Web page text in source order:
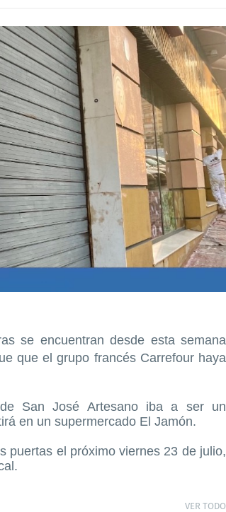
se encuentran desde esta semana
que el grupo francés Carrefour haya
San José Artesano iba a ser un
en un supermercado El Jamón.
puertas el próximo viernes 23 de julio,
VER TODO